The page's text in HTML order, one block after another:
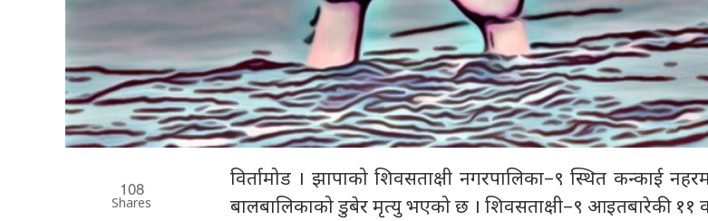
108
Shares
विर्तामोड । झापाको शिवसताक्षी नगरपालिका–९ स्थित कन्काई
बालबालिकाको डुबेर मृत्यु भएको छ । शिवसताक्षी–९ आइतबारेकी ११